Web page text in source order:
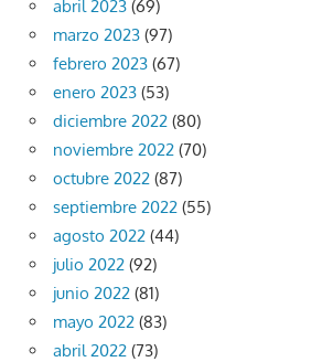
abril 2023 (69)
marzo 2023 (97)
febrero 2023 (67)
enero 2023 (53)
diciembre 2022 (80)
noviembre 2022 (70)
octubre 2022 (87)
septiembre 2022 (55)
agosto 2022 (44)
julio 2022 (92)
junio 2022 (81)
mayo 2022 (83)
abril 2022 (73)